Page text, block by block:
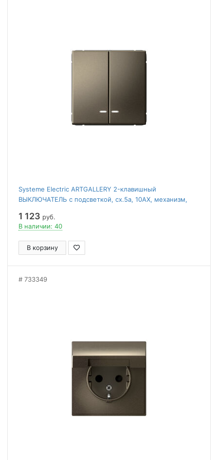
Systeme Electric ARTGALLERY 2-клавишный
ВЫКЛЮЧАТЕЛЬ с подсветкой, сх.5а, 10АХ, механизм,
1 123 руб.
В наличии: 40
В корзину
733349